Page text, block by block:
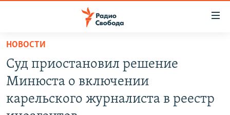
упрощенного
доступа
Вернуться
основному
ПОДКАСТЫ
НОВОСТИ
Суд приостановил решение
Минюста о включении
карельского журналиста в реестр